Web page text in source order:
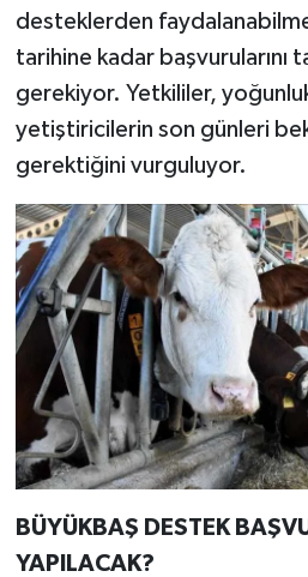
desteklerden
tarihine kadar başvurularını
gerekiyor. Yetkililer,
yetiştiricilerin son günleri
gerektiğini vurguluyor.
BÜYÜKBAŞ DESTEK
YAPILACAK?